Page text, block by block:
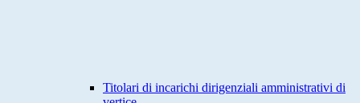
Titolari di incarichi dirigenziali amministrativi di